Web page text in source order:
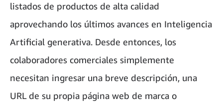
listados de productos de alta calidad
aprovechando los últimos avances en Inteligencia
Artificial generativa. Desde entonces, los
colaboradores comerciales simplemente
necesitan ingresar una breve descripción, una
URL de su propia página web de marca o